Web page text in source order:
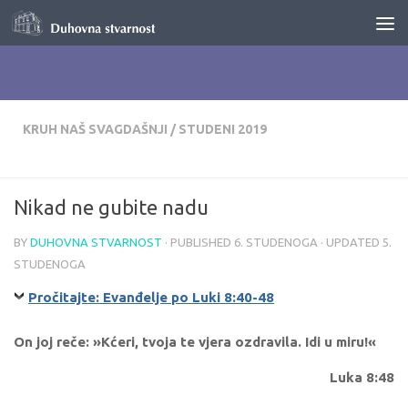
Skip to content
KRUH NAŠ SVAGDAŠNJI / STUDENI 2019
Nikad ne gubite nadu
BY DUHOVNA STVARNOST · PUBLISHED 6. STUDENOGA · UPDATED 5.
STUDENOGA
Pročitajte: Evanđelje po Luki 8:40-48
On joj reče: »Kćeri, tvoja te vjera ozdravila. Idi u miru!«
Luka 8:48